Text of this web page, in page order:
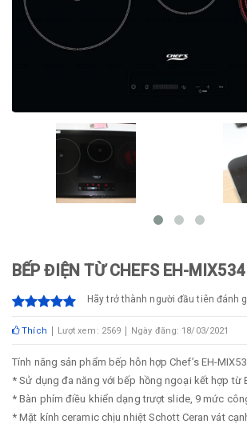
BẾP ĐIỆN TỪ CHEFS EH-MIX534
Hãy trở thành người đầu tiên đánh
Thích Lượt xem: 2569 Ngày đăng: 18/03/2021
Tính năng sản phẩm bếp hỗn hợp Chef’s EH-
* Sử dụng đa năng với bếp hồng ngoại kết hợp từ
* Bàn phím điều khiển dạng trượt slide, 9 mức
* Mặt kính ceramic chịu nhiệt Schott Ceran vát